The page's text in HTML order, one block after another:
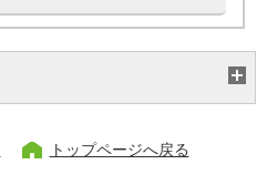
トップページへ戻る